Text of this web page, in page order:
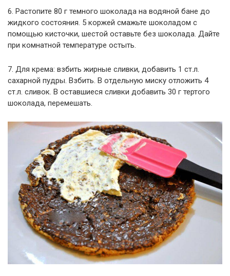
6. Растопите 80 г темного шоколада на водяной бане до
жидкого состояния. 5 коржей смажьте шоколадом с
помощью кисточки, шестой оставьте без шоколада. Дайте
при комнатной температуре остыть.
7. Для крема: взбить жирные сливки, добавить 1 ст.л.
сахарной пудры. Взбить. В отдельную миску отложить 4
ст.л. сливок. В оставшиеся сливки добавить 30 г тертого
шоколада, перемешать.